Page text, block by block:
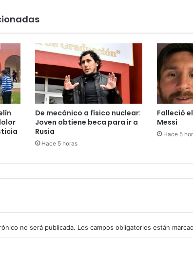
De mecánico a físico nuclear:
Joven obtiene beca para ir a
Rusia
Hace 5 horas
Falleció
Messi
Hace 5
no será publicada. Los campos obligatorios están